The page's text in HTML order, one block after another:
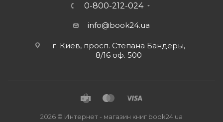
0-800-212-024
info@book24.ua
г. Киев, просп. Степана Бандеры,
8/16 оф. 500
2026 © Интернет - магазин книг book24.ua